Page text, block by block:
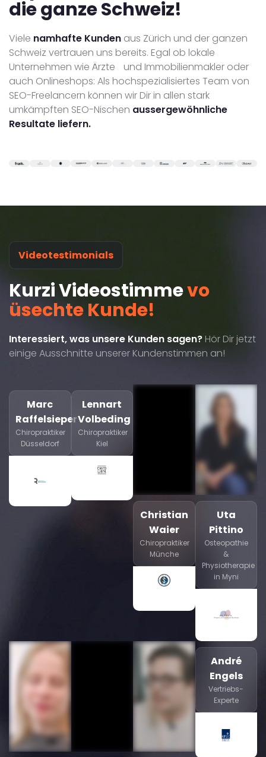
die ganze Schweiz!
Viele namhafte Kunden aus Zürich und der ganzen
Schweiz vertrauen uns bereits. Egal ob lokale
Unternehmen wie Ärzte und Immobilienmakler oder
auch Onlineshops: Als hochspezialisiertes Team von
SEO-Freelancern können wir Dir in allen stark
umkämpften SEO-Nischen aussergewöhnliche
Resultate liefern.
Videotestimonials
Kurzi Videostimmevo
üsechte Kunde!
Interessiert, was unsere Kunden sagen?Hör Dir jetzt
einige Ausschnitte unserer Kundenstimmen an!
Marc
Raffelsieper
Chiropraktiker
Düsseldorf
Lennart
Volbeding
Chiropraktiker
Kiel
Christian
Waier
Chiropraktiker
Münche
Uta
Pittino
Osteopathie
&
Physiotherapie
in Myni
André
Engels
Vertriebs-
Experte